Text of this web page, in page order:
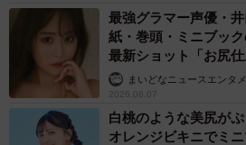
最強グラマー声優・
紙・巻頭・ミニブッ
最新ショット「お尻
ています」「いくつ
たい」
まいどなニュースエンタ
2026.08.07
白桃のような美尻が
オレンジビキニでミ